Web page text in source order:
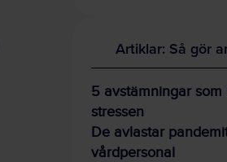
Artiklar: Så gör
5 avstämningar som
stressen
De avlastar
vårdpersonal